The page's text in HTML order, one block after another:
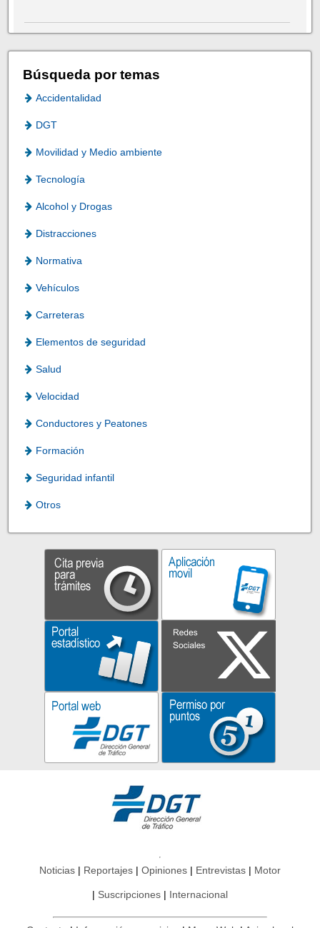
Búsqueda por temas
Accidentalidad
DGT
Movilidad y Medio ambiente
Tecnología
Alcohol y Drogas
Distracciones
Normativa
Vehículos
Carreteras
Elementos de seguridad
Salud
Velocidad
Conductores y Peatones
Formación
Seguridad infantil
Otros
Noticias Reportajes Opiniones Entrevistas Motor
Suscripciones Internacional